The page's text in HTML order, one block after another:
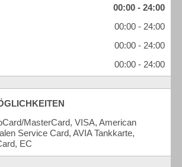
00:00 - 24:00
00:00 - 24:00
00:00 - 24:00
00:00 - 24:00
MasterCard, VISA, American
Service Card, AVIA Tankkarte,
EC